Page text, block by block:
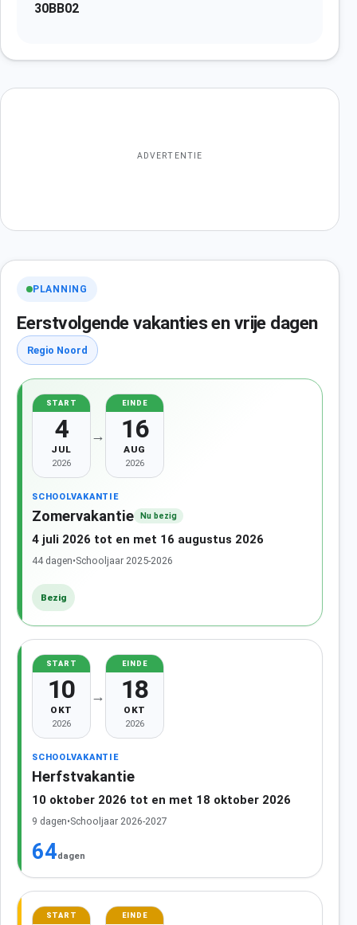
30BB02
ADVERTENTIE
PLANNING
Eerstvolgende vakanties en vrije dagen
Regio Noord
START
4
JUL
2026
→
EINDE
16
AUG
2026
SCHOOLVAKANTIE
Zomervakantie Nu bezig
4 juli 2026 tot en met 16 augustus 2026
44 dagen•Schooljaar 2025-2026
Bezig
START
10
OKT
2026
→
EINDE
18
OKT
2026
SCHOOLVAKANTIE
Herfstvakantie
10 oktober 2026 tot en met 18 oktober 2026
9 dagen•Schooljaar 2026-2027
64dagen
START EINDE